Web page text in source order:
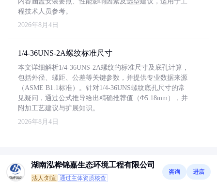
程技术人员参考。
2026年8月4日
1/4-36UNS-2A螺纹标准尺寸
本文详细解析1/4-36UNS-2A螺纹的标准尺寸及底孔计算，
包括外径、螺距、公差等关键参数，并提供专业数据来源
（ASME B1.1标准）。针对1/4-36UNS螺纹底孔尺寸的常
见疑问，通过公式推导给出精确推荐值（Φ5.18mm），并
附加工艺建议与扩展知识。
2026年8月4日
湖南泓桦锦嘉生态环境工程有限公司
法人:刘宣 通过主体资质核查
咨询 进店